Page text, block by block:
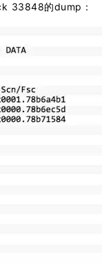
33848的dump：